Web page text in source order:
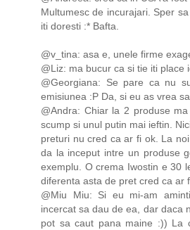
Multumesc de incurajari. Sper
iti doresti :* Bafta.
@v_tina: asa e, unele firme
@Liz: ma bucur ca si tie iti place
@Georgiana: Se pare ca nu
emisiunea :P Da, si eu as vrea
@Andra: Chiar la 2 produse
scump si unul putin mai ieftin.
preturi nu cred ca ar fi ok. La
da la inceput intre un produse
exemplu. O crema Iwostin e 30
diferenta asta de pret cred ca ar
@Miu Miu: Si eu mi-am
incercat sa dau de ea, dar daca
pot sa caut pana maine :)) La